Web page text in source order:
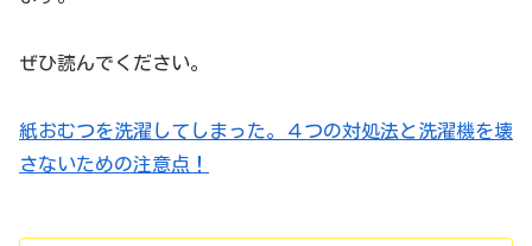
ぜひ読んでください。
紙おむつを洗濯してしまった。４つの対処法と洗濯機を壊
さないための注意点！